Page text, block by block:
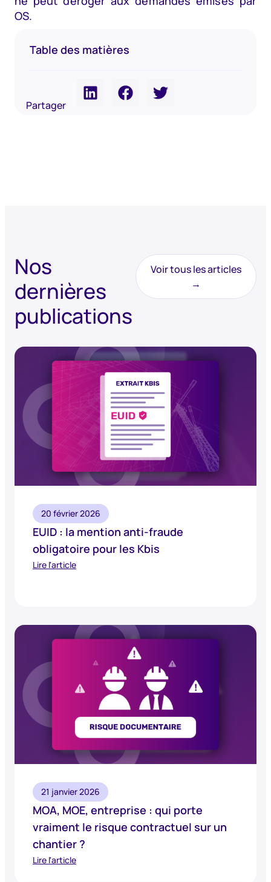
OS.
Table des matières
Partager
Nos
dernières
publications
Voir tous les articles
→
20 février 2026
EUID : la mention anti-fraude
obligatoire pour les Kbis
Lire l'article
21 janvier 2026
MOA, MOE, entreprise : qui porte
vraiment le risque contractuel sur un
chantier ?
Lire l'article